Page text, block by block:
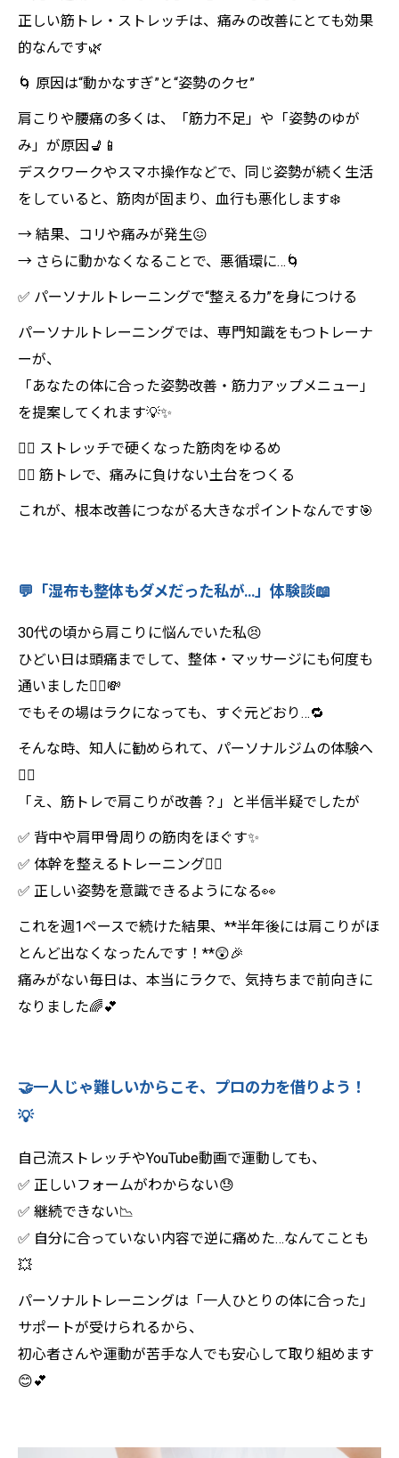
正しい筋トレ・ストレッチは、痛みの改善にとても効果
的なんです🌿
🌀 原因は“動かなすぎ”と“姿勢のクセ”
肩こりや腰痛の多くは、「筋力不足」や「姿勢のゆが
み」が原因💺📱
デスクワークやスマホ操作などで、同じ姿勢が続く生活
をしていると、筋肉が固まり、血行も悪化します❄️
→ 結果、コリや痛みが発生😖
→ さらに動かなくなることで、悪循環に…🌀
✅ パーソナルトレーニングで“整える力”を身につける
パーソナルトレーニングでは、専門知識をもつトレーナ
ーが、
「あなたの体に合った姿勢改善・筋力アップメニュー」
を提案してくれます💡✨
🧘‍♂️ ストレッチで硬くなった筋肉をゆるめ
🏋️‍♀️ 筋トレで、痛みに負けない土台をつくる
これが、根本改善につながる大きなポイントなんです🎯
💬「湿布も整体もダメだった私が…」体験談📖
30代の頃から肩こりに悩んでいた私😣
ひどい日は頭痛までして、整体・マッサージにも何度も
通いました💆‍♀️💸
でもその場はラクになっても、すぐ元どおり…🔁
そんな時、知人に勧められて、パーソナルジムの体験へ
🏃‍♀️
「え、筋トレで肩こりが改善？」と半信半疑でしたが――
✅ 背中や肩甲骨周りの筋肉をほぐす✨
✅ 体幹を整えるトレーニング🧘‍♀️
✅ 正しい姿勢を意識できるようになる👀
これを週1ペースで続けた結果、**半年後には肩こりがほ
とんど出なくなったんです！**😲🎉
痛みがない毎日は、本当にラクで、気持ちまで前向きに
なりました🌈💕
🤝一人じゃ難しいからこそ、プロの力を借りよう！
💡
自己流ストレッチやYouTube動画で運動しても、
✅ 正しいフォームがわからない😓
✅ 継続できない📉
✅ 自分に合っていない内容で逆に痛めた…なんてことも
💥
パーソナルトレーニングは「一人ひとりの体に合った」
サポートが受けられるから、
初心者さんや運動が苦手な人でも安心して取り組めます
😊💕